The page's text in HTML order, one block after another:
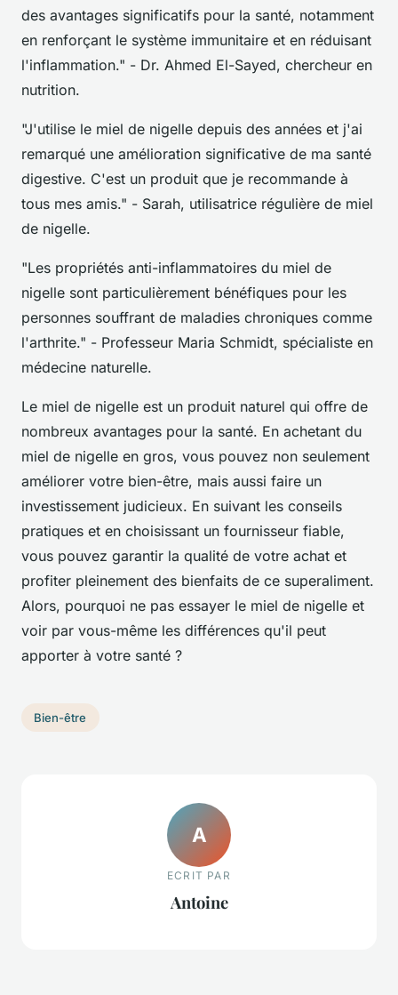
des avantages significatifs pour la santé, notamment
en renforçant le système immunitaire et en réduisant
l'inflammation." - Dr. Ahmed El-Sayed, chercheur en
nutrition.
"J'utilise le miel de nigelle depuis des années et j'ai
remarqué une amélioration significative de ma santé
digestive. C'est un produit que je recommande à
tous mes amis." - Sarah, utilisatrice régulière de miel
de nigelle.
"Les propriétés anti-inflammatoires du miel de
nigelle sont particulièrement bénéfiques pour les
personnes souffrant de maladies chroniques comme
l'arthrite." - Professeur Maria Schmidt, spécialiste en
médecine naturelle.
Le miel de nigelle est un produit naturel qui offre de
nombreux avantages pour la santé. En achetant du
miel de nigelle en gros, vous pouvez non seulement
améliorer votre bien-être, mais aussi faire un
investissement judicieux. En suivant les conseils
pratiques et en choisissant un fournisseur fiable,
vous pouvez garantir la qualité de votre achat et
profiter pleinement des bienfaits de ce superaliment.
Alors, pourquoi ne pas essayer le miel de nigelle et
voir par vous-même les différences qu'il peut
apporter à votre santé ?
Bien-être
A
ECRIT PAR
Antoine